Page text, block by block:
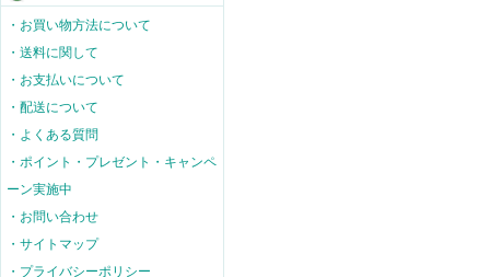
・お買い物方法について
・送料に関して
・お支払いについて
・配送について
・よくある質問
・ポイント・プレゼント・キャンペ
ーン実施中
・お問い合わせ
・サイトマップ
・プライバシーポリシー